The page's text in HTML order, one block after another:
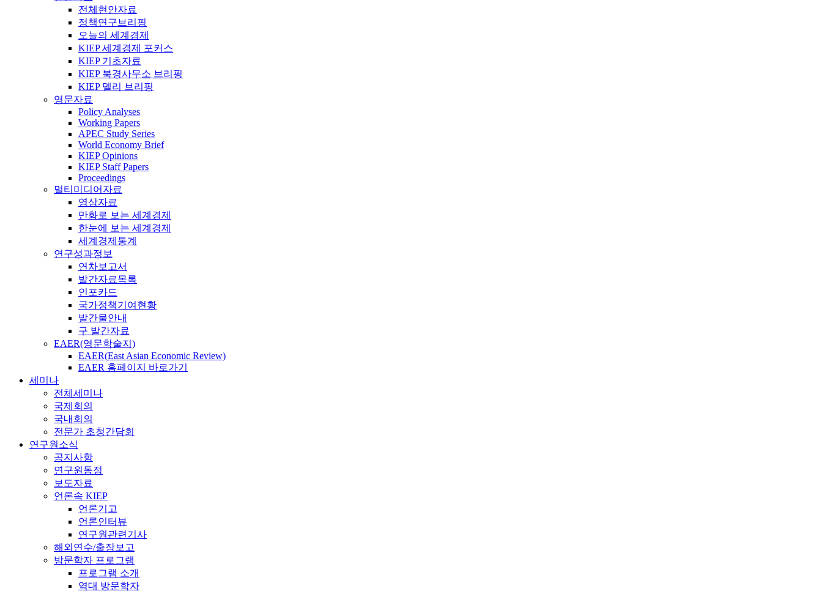
전체현안자료
정책연구브리핑
오늘의 세계경제
KIEP 세계경제 포커스
KIEP 기초자료
KIEP 북경사무소 브리핑
KIEP 델리 브리핑
영문자료
Policy Analyses
Working Papers
APEC Study Series
World Economy Brief
KIEP Opinions
KIEP Staff Papers
Proceedings
멀티미디어자료
영상자료
만화로 보는 세계경제
한눈에 보는 세계경제
세계경제통계
연구성과정보
연차보고서
발간자료목록
인포카드
국가정책기여현황
발간물안내
구 발간자료
EAER(영문학술지)
EAER(East Asian Economic Review)
EAER 홈페이지 바로가기
세미나
전체세미나
국제회의
국내회의
전문가 초청간담회
연구원소식
공지사항
연구원동정
보도자료
언론속 KIEP
언론기고
언론인터뷰
연구원관련기사
해외연수/출장보고
방문학자 프로그램
프로그램 소개
역대 방문학자